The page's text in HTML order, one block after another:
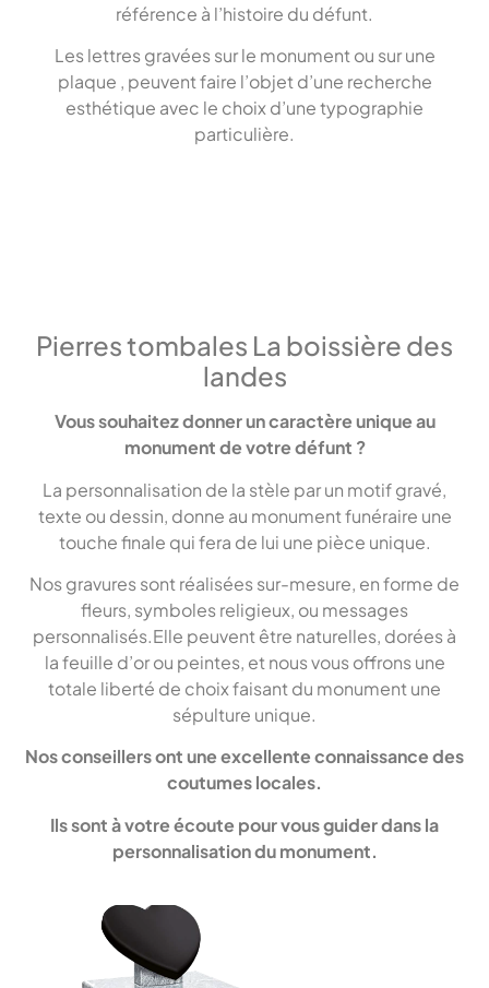
référence à l’histoire du défunt.
Les lettres gravées sur le monument ou sur une
plaque , peuvent faire l’objet d’une recherche
esthétique avec le choix d’une typographie
particulière.
Pierres tombales La boissière des
landes
Vous souhaitez donner un caractère unique au
monument de votre défunt ?
La personnalisation de la stèle par un motif gravé,
texte ou dessin, donne au monument funéraire une
touche finale qui fera de lui une pièce unique.
Nos gravures sont réalisées sur-mesure, en forme de
fleurs, symboles religieux, ou messages
personnalisés.Elle peuvent être naturelles, dorées à
la feuille d’or ou peintes, et nous vous offrons une
totale liberté de choix faisant du monument une
sépulture unique.
Nos conseillers ont une excellente connaissance des
coutumes locales.
Ils sont à votre écoute pour vous guider dans la
personnalisation du monument.